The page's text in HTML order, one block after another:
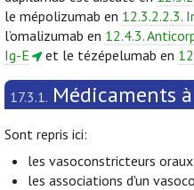
le mépolizumab en 12.3.2.2.3.
l’omalizumab en 12.4.3.
Ig-E
et le tézépelumab en
17.3.1. Médicaments
Sont repris ici:
les vasoconstricteurs
les associations d'un